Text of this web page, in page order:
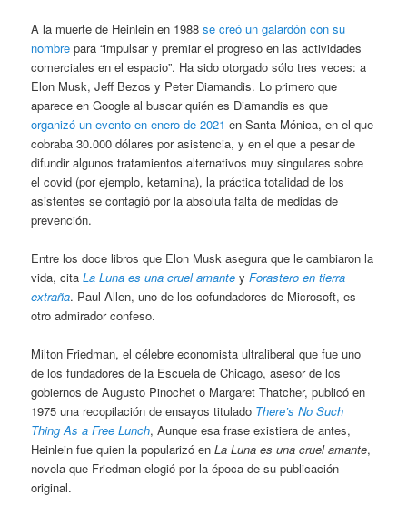
A la muerte de Heinlein en 1988se creó un galardón con su
nombre para “impulsar y premiar el progreso en las actividades
comerciales en el espacio”. Ha sido otorgado sólo tres veces: a
Elon Musk, Jeff Bezos y Peter Diamandis. Lo primero que
aparece en Google al buscar quién es Diamandis es que
organizó un evento en enero de 2021 en Santa Mónica, en el que
cobraba 30.000 dólares por asistencia, y en el que a pesar de
difundir algunos tratamientos alternativos muy singulares sobre
el covid (por ejemplo, ketamina), la práctica totalidad de los
asistentes se contagió por la absoluta falta de medidas de
prevención.
Entre los doce libros que Elon Musk asegura que le cambiaron la
vida, citaLa Luna es una cruel amanteyForastero en tierra
extraña. Paul Allen, uno de los cofundadores de Microsoft, es
otro admirador confeso.
Milton Friedman, el célebre economista ultraliberal que fue uno
de los fundadores de la Escuela de Chicago, asesor de los
gobiernos de Augusto Pinochet o Margaret Thatcher, publicó en
1975 una recopilación de ensayos titulado There’s No Such
Thing As a Free Lunch, Aunque esa frase existiera de antes,
Heinlein fue quien la popularizó enLa Luna es una cruel amante,
novela que Friedman elogió por la época de su publicación
original.